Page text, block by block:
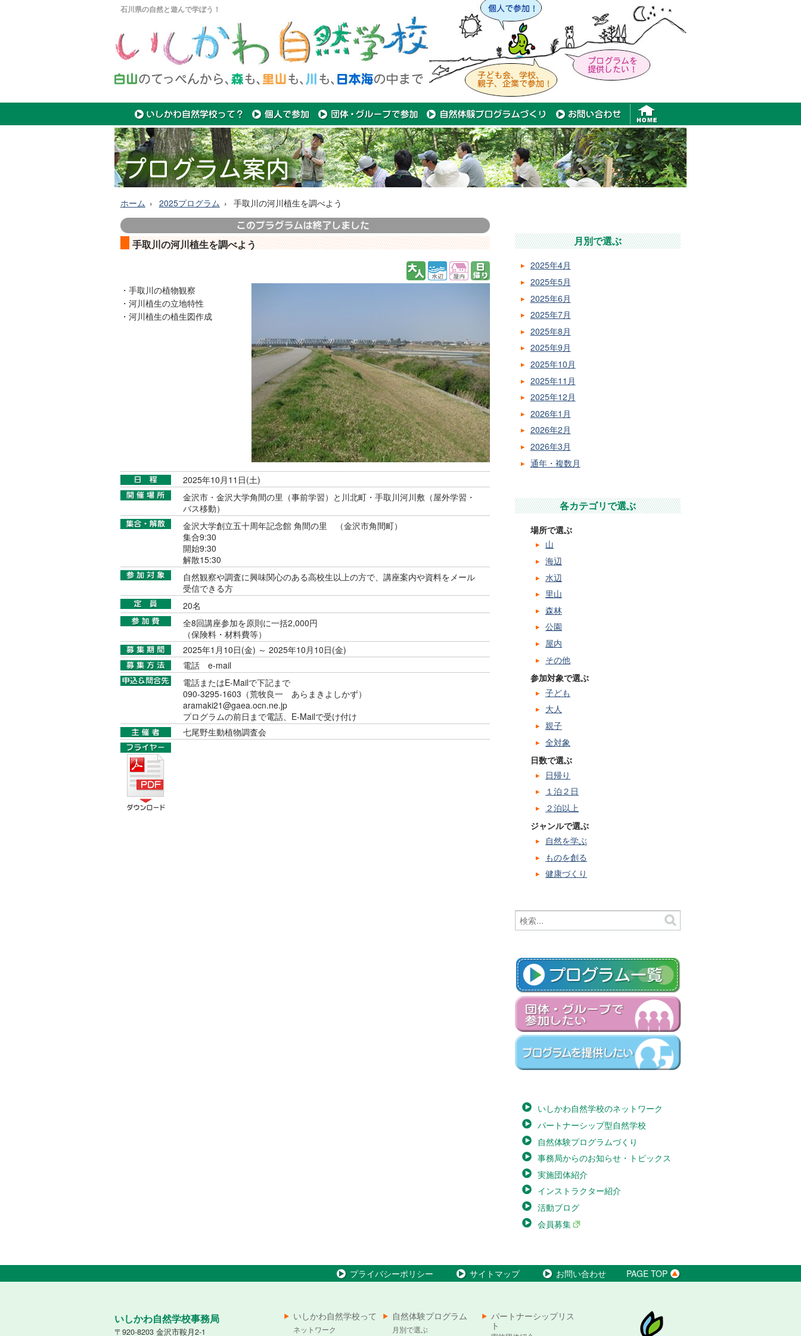
石川県の自然と遊んで学ぼう！
ホーム 2025プログラム 手取川の河川植生を調べよう
手取川の河川植生を調べよう
・手取川の植物観察
・河川植生の立地特性
・河川植生の植生図作成
2025年10月11日(土)
金沢市・金沢大学角間の里（事前学習）と川北町・手取川河川敷（屋外学習・
バス移動）
金沢大学創立五十周年記念館 角間の里 （金沢市角間町）
集合9:30
開始9:30
解散15:30
自然観察や調査に興味関心のある高校生以上の方で、講座案内や資料をメール
受信できる方
20名
全8回講座参加を原則に一括2,000円
（保険料・材料費等）
2025年1月10日(金) ～ 2025年10月10日(金)
電話
e-mail
電話またはE-Mailで下記まで
090-3295-1603（荒牧良一 あらまきよしかず）
aramaki21@gaea.ocn.ne.jp
プログラムの前日まで電話、E-Mailで受け付け
七尾野生動植物調査会
月別で選ぶ
2025年4月
2025年5月
2025年6月
2025年7月
2025年8月
2025年9月
2025年10月
2025年11月
2025年12月
2026年1月
2026年2月
2026年3月
通年・複数月
各カテゴリで選ぶ
場所で選ぶ
山
海辺
水辺
里山
森林
公園
屋内
その他
参加対象で選ぶ
子ども
大人
親子
全対象
日数で選ぶ
日帰り
１泊２日
２泊以上
ジャンルで選ぶ
自然を学ぶ
ものを創る
健康づくり
いしかわ自然学校のネットワーク
パートナーシップ型自然学校
自然体験プログラムづくり
事務局からのお知らせ・トピックス
実施団体紹介
インストラクター紹介
活動ブログ
会員募集
プライバシーポリシー サイトマップ お問い合わせ PAGE TOP
いしかわ自然学校事務局
〒920-8203 金沢市鞍月2-1
いしかわ自然学校って
ネットワーク
自然体験プログラム
月別で選ぶ
パートナーシップリス
ト